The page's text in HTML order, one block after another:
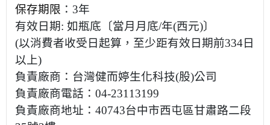
保存期限 ： 3年
有效日期: 如瓶底〔當月月底/年(西元)〕
(以消費者收受日起算，至少距有效日期前334日
以上)
負責廠商：台灣健而婷生化科技(股)公司
負責廠商電話： 04-23113199
負責廠商地址： 40743台中市西屯區甘肅路二段